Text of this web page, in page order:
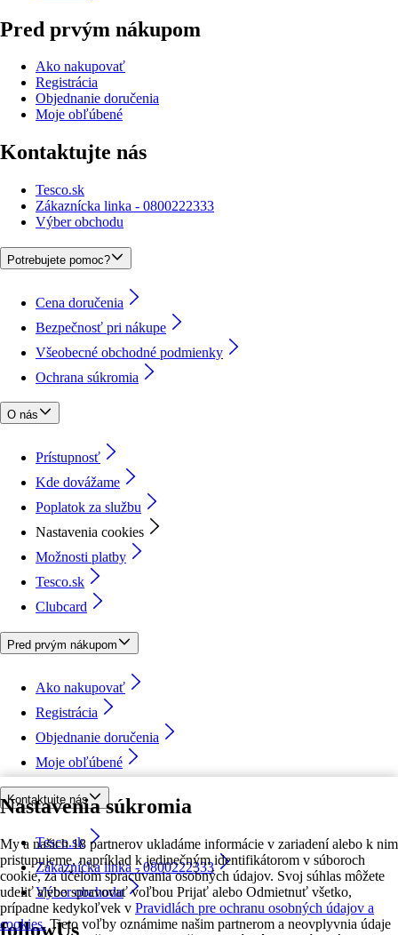
Nastavenia súkromia
My a našich 18 partnerov ukladáme informácie v zariadení alebo k nim
pristupujeme, napríklad k jedinečným identifikátorom v súboroch
cookie, za účelom spracúvania osobných údajov. Svoj súhlas môžete
udeliť alebo spravovať voľbou Prijať alebo Odmietnuť všetko,
prípadne kedykoľvek v Pravidlách pre ochranu osobných údajov a
cookies. Tieto voľby oznámime našim partnerom a neovplyvnia údaje
Pred prvým nákupom
Ako nakupovať
Registrácia
Objednanie doručenia
Moje obľúbené
Kontaktujte nás
Tesco.sk
Zákaznícka linka - 0800222333
Výber obchodu
Potrebujete pomoc?
Cena doručenia
Bezpečnosť pri nákupe
Všeobecné obchodné podmienky
Ochrana súkromia
O nás
Prístupnosť
Kde dovážame
Poplatok za službu
Nastavenia cookies
Možnosti platby
Tesco.sk
Clubcard
Pred prvým nákupom
Ako nakupovať
Registrácia
Objednanie doručenia
Moje obľúbené
Kontaktujte nás
Tesco.sk
Zákaznícka linka - 0800222333
Výber obchodu
followUs